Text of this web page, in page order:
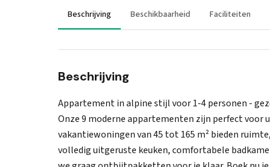
Beschrijving Beschikbaarheid Faciliteiten
Beschrijving
Appartement in alpine stijl voor 1-4 personen -
Onze 9 moderne appartementen zijn perfect voor
vakantiewoningen van 45 tot 165 m² bieden
volledig uitgeruste keuken, comfortabele